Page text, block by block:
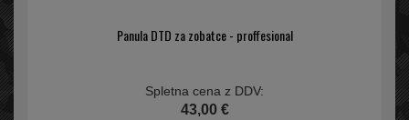
Panula DTD za zobatce - proffesional
Spletna cena z DDV:
43,00 €